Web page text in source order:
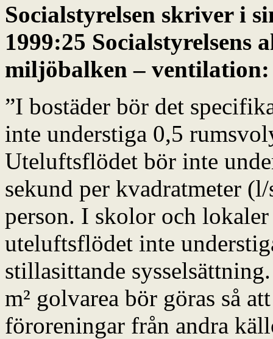
Socialstyrelsen skriver i
1999:25
miljöbalken – ventilation:
”I bostäder bör det
inte understiga 0,5
Uteluftsflödet bör inte
sekund per kvadratmeter
person. I skolor och
uteluftsflödet inte
stillasittande
m² golvarea bör göras så
föroreningar från andra